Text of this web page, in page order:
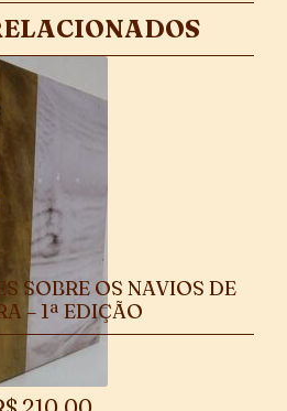
SOBRE OS NAVIOS DE
– 1ª EDIÇÃO